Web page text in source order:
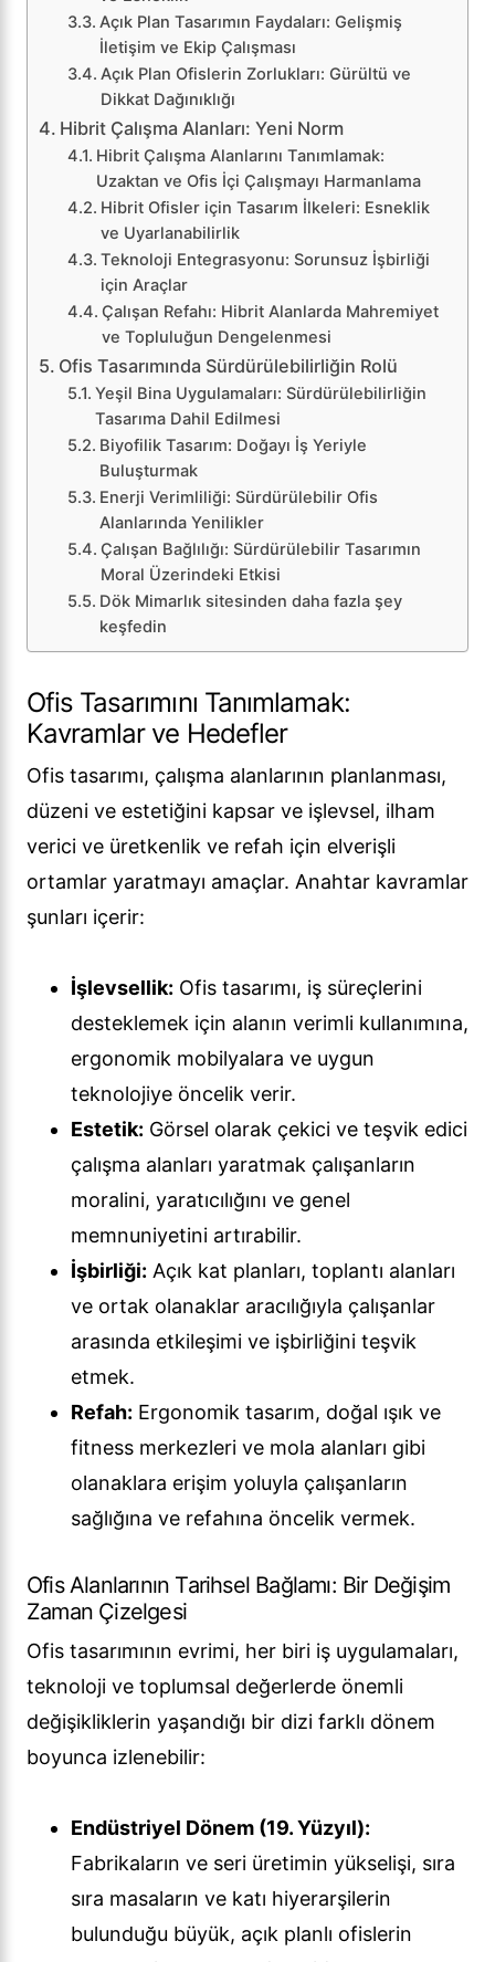
Açık Plan Tasarımın Faydaları: Gelişmiş
İletişim ve Ekip Çalışması
Açık Plan Ofislerin Zorlukları: Gürültü ve
Dikkat Dağınıklığı
Hibrit Çalışma Alanları: Yeni Norm
Hibrit Çalışma Alanlarını Tanımlamak:
Uzaktan ve Ofis İçi Çalışmayı Harmanlama
Hibrit Ofisler için Tasarım İlkeleri: Esneklik
ve Uyarlanabilirlik
Teknoloji Entegrasyonu: Sorunsuz İşbirliği
için Araçlar
Çalışan Refahı: Hibrit Alanlarda Mahremiyet
ve Topluluğun Dengelenmesi
Ofis Tasarımında Sürdürülebilirliğin Rolü
Yeşil Bina Uygulamaları: Sürdürülebilirliğin
Tasarıma Dahil Edilmesi
Biyofilik Tasarım: Doğayı İş Yeriyle
Buluşturmak
Enerji Verimliliği: Sürdürülebilir Ofis
Alanlarında Yenilikler
Çalışan Bağlılığı: Sürdürülebilir Tasarımın
Moral Üzerindeki Etkisi
Dök Mimarlık sitesinden daha fazla şey
keşfedin
Ofis Tasarımını Tanımlamak:
Kavramlar ve Hedefler
Ofis tasarımı, çalışma alanlarının planlanması,
düzeni ve estetiğini kapsar ve işlevsel, ilham
verici ve üretkenlik ve refah için elverişli
ortamlar yaratmayı amaçlar. Anahtar kavramlar
şunları içerir:
İşlevsellik: Ofis tasarımı, iş süreçlerini
desteklemek için alanın verimli kullanımına,
ergonomik mobilyalara ve uygun
teknolojiye öncelik verir.
Estetik: Görsel olarak çekici ve teşvik edici
çalışma alanları yaratmak çalışanların
moralini, yaratıcılığını ve genel
memnuniyetini artırabilir.
İşbirliği: Açık kat planları, toplantı alanları
ve ortak olanaklar aracılığıyla çalışanlar
arasında etkileşimi ve işbirliğini teşvik
etmek.
Refah: Ergonomik tasarım, doğal ışık ve
fitness merkezleri ve mola alanları gibi
olanaklara erişim yoluyla çalışanların
sağlığına ve refahına öncelik vermek.
Ofis Alanlarının Tarihsel Bağlamı: Bir Değişim
Zaman Çizelgesi
Ofis tasarımının evrimi, her biri iş uygulamaları,
teknoloji ve toplumsal değerlerde önemli
değişikliklerin yaşandığı bir dizi farklı dönem
boyunca izlenebilir:
Endüstriyel Dönem (19. Yüzyıl):
Fabrikaların ve seri üretimin yükselişi, sıra
sıra masaların ve katı hiyerarşilerin
bulunduğu büyük, açık planlı ofislerin